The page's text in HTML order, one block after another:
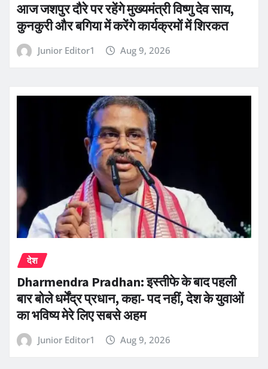
आज जशपुर दौरे पर रहेंगे मुख्यमंत्री विष्णु देव साय,
कुनकुरी और बगिया में करेंगे कार्यक्रमों में शिरकत
Junior Editor1 Aug 9, 2026
देश
Dharmendra Pradhan: इस्तीफे के बाद पहली
बार बोले धर्मेंद्र प्रधान, कहा- पद नहीं, देश के युवाओं
का भविष्य मेरे लिए सबसे अहम
Junior Editor1 Aug 9, 2026